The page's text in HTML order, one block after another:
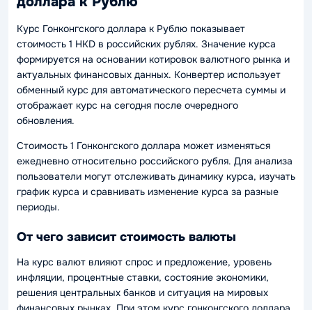
Курс Гонконгского доллара к Рублю показывает
стоимость 1 HKD в российских рублях. Значение курса
формируется на основании котировок валютного рынка и
актуальных финансовых данных. Конвертер использует
обменный курс для автоматического пересчета суммы и
отображает курс на сегодня после очередного
обновления.
Стоимость 1 Гонконгского доллара может изменяться
ежедневно относительно российского рубля. Для анализа
пользователи могут отслеживать динамику курса, изучать
график курса и сравнивать изменение курса за разные
периоды.
От чего зависит стоимость валюты
На курс валют влияют спрос и предложение, уровень
инфляции, процентные ставки, состояние экономики,
решения центральных банков и ситуация на мировых